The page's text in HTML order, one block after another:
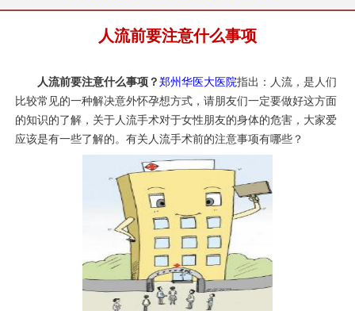
人流前要注意什么事项
人流前要注意什么事项？郑州华医大医院指出：人流，是人们
比较常见的一种解决意外怀孕想方式，请朋友们一定要做好这方面
的知识的了解，关于人流手术对于女性朋友的身体的危害，大家爱
应该是有一些了解的。有关人流手术前的注意事项有哪些？